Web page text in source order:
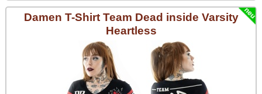
Damen T-Shirt Team Dead inside Varsity
Heartless